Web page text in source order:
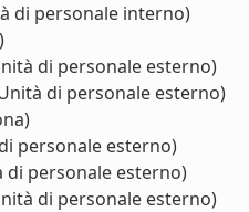
di personale interno)
di personale esterno)
di personale esterno)
personale esterno)
di personale esterno)
di personale esterno)